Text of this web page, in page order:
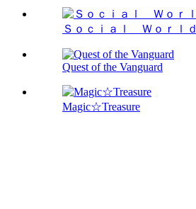
Ｓｏｃｉａｌ Ｗｏｒｌｄ
Quest of the Vanguard
Magic☆Treasure